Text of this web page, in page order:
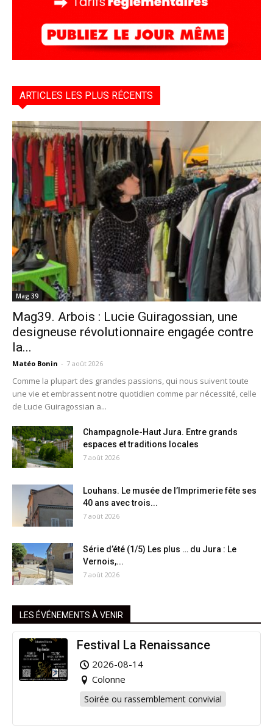
ARTICLES LES PLUS RÉCENTS
Mag 39
Mag39. Arbois : Lucie Guiragossian, une
designeuse révolutionnaire engagée contre
la...
Matéo Bonin - 7 août 2026
Comme la plupart des grandes passions, qui nous suivent toute
une vie et embrassent notre quotidien comme par nécessité, celle
de Lucie Guiragossian a...
Champagnole-Haut Jura. Entre grands
espaces et traditions locales
7 août 2026
Louhans. Le musée de l’Imprimerie fête ses
40 ans avec trois...
7 août 2026
Série d’été (1/5) Les plus … du Jura : Le
Vernois,...
7 août 2026
LES ÉVÉNEMENTS À VENIR
Festival La Renaissance
2026-08-14
Colonne
Soirée ou rassemblement convivial